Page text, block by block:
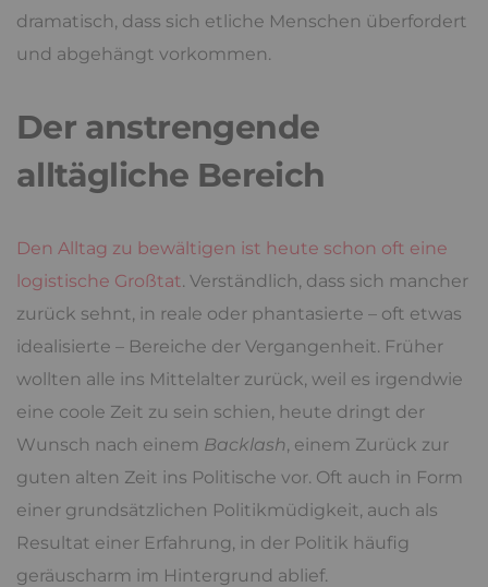
dramatisch, dass sich etliche Menschen überfordert
und abgehängt vorkommen.
Der anstrengende
alltägliche Bereich
Den Alltag zu bewältigen ist heute schon oft eine
logistische Großtat. Verständlich, dass sich mancher
zurück sehnt, in reale oder phantasierte – oft etwas
idealisierte – Bereiche der Vergangenheit. Früher
wollten alle ins Mittelalter zurück, weil es irgendwie
eine coole Zeit zu sein schien, heute dringt der
Wunsch nach einem Backlash, einem Zurück zur
guten alten Zeit ins Politische vor. Oft auch in Form
einer grundsätzlichen Politikmüdigkeit, auch als
Resultat einer Erfahrung, in der Politik häufig
geräuscharm im Hintergrund ablief.